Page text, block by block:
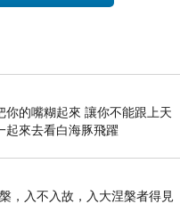
你的嘴糊起來 讓你不能跟上天
起來去看白海豚飛躍
，入不入故，入大涅槃者得見